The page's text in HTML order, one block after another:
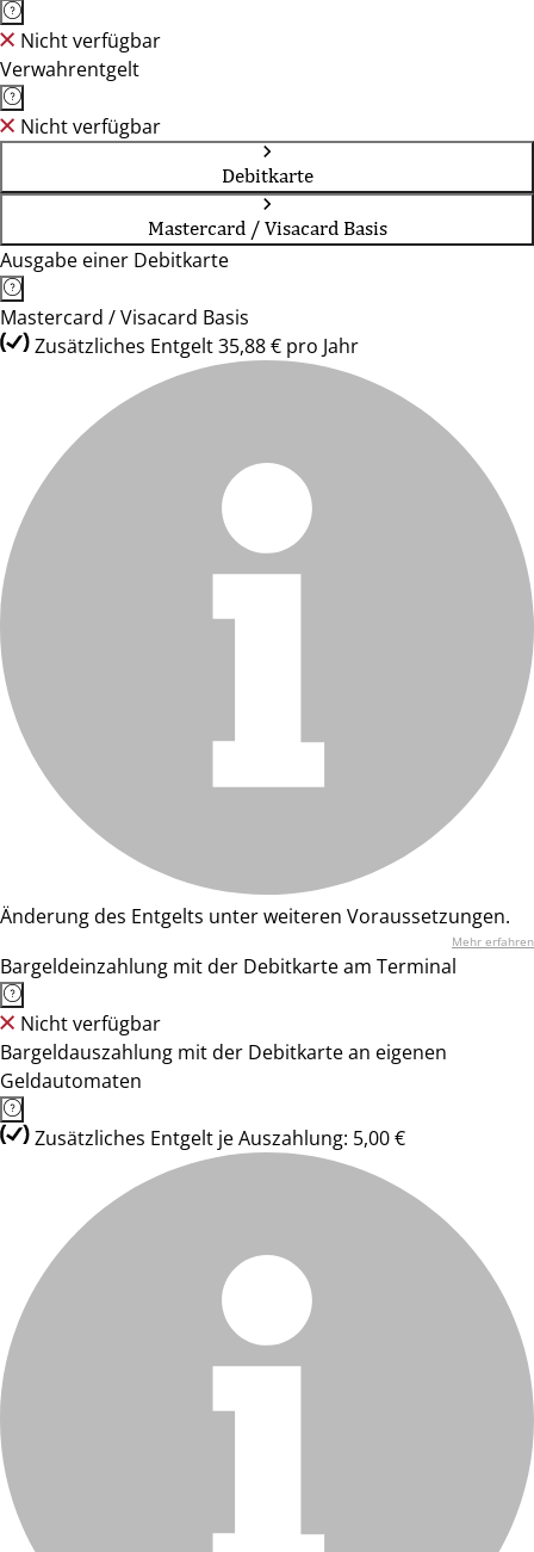
Nicht verfügbar
Verwahrentgelt
Nicht verfügbar
Debitkarte
Mastercard / Visacard Basis
Ausgabe einer Debitkarte
Mastercard / Visacard Basis
Zusätzliches Entgelt 35,88 € pro Jahr
Änderung des Entgelts unter weiteren Voraussetzungen.
Mehr erfahren
Bargeldeinzahlung mit der Debitkarte am Terminal
Nicht verfügbar
Bargeldauszahlung mit der Debitkarte an eigenen
Geldautomaten
Zusätzliches Entgelt je Auszahlung: 5,00 €